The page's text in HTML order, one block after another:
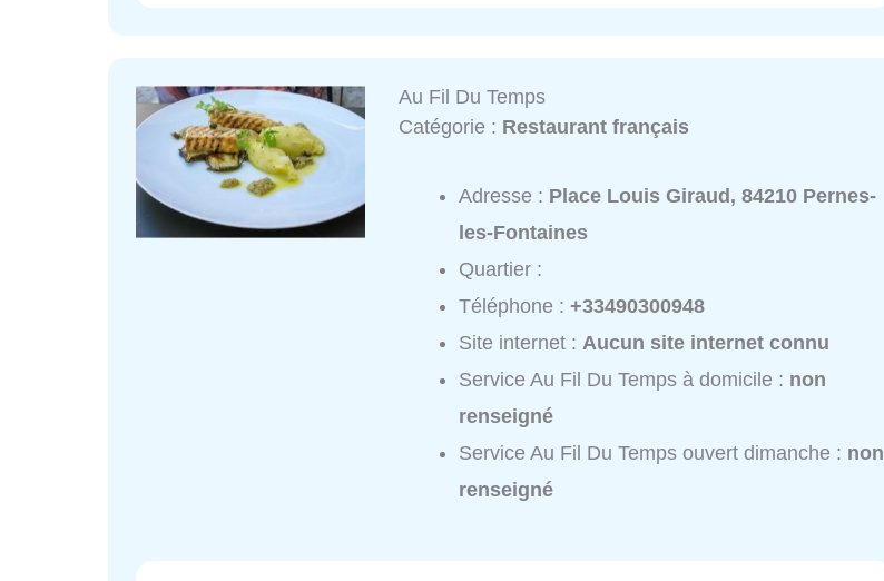
Au Fil Du Temps
Catégorie : Restaurant français
Adresse : Place Louis Giraud, 84210 Pernes-
les-Fontaines
Quartier :
Téléphone :+33490300948
Site internet : Aucun site internet connu
Service Au Fil Du Temps à domicile : non
renseigné
Service Au Fil Du Temps ouvert dimanche : non
renseigné